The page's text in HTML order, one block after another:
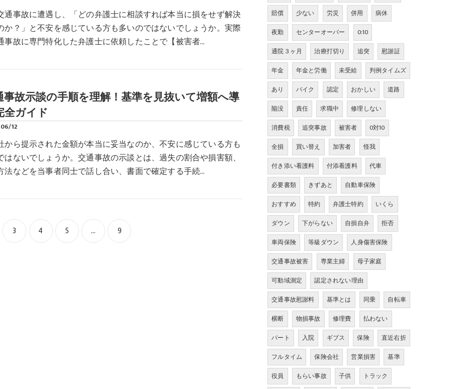
通事故に遭遇し、「どの弁護士に相談すれば本当に損をせず解決
か？」と不安を感じている方も多いのではないでしょうか。実際
事故に専門特化した弁護士に依頼したことで【被害者…
事故示談の手順を理解！基準を見抜いて増額へ導
全ガイド
12
から提示された金額が本当に妥当なのか、不安に感じている方も
はないでしょうか。交通事故の示談とは、過失の割合や損害額、
法などを当事者同士で話し合い、書面で確定する手続…
3 4 5 ... 9
賠償
少ない 労災 併用
病休
夜勤
センターオーバー
0:10
通院３ヶ月
治療打切り 追突
慰謝証
年金
年金と労働 未受給
判例タイムズ
あり
バイク 認定 おかしい
道路
陥没
責任 求職中
修理しない
消費税
追突事故 被害者
0対10
全損
買い替え 加害者
怪我
付き添い看護料
付添看護料
代車
必要書類
きずあと
自動車保険
おすすめ
特約 弁護士特約
いくら
ダウン
下がらない 自損自弁
拒否
車両保険
等級ダウン
人身傷害保険
交通事故被害
専業主婦
母子家庭
可動域測定
認定されない理由
交通事故慰謝料
基準とは 同乗
自転車
横断
物損事故 修理費
払わない
パート
入院 ギブス 保険
直近右折
フルタイム
保険会社 営業損害
基準
役員
もらい事故 子供 トラック